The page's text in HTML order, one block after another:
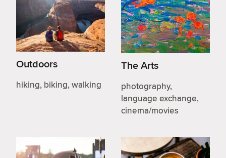
Outdoors
hiking, biking, walking
The Arts
photography,
language exchange,
cinema/movies